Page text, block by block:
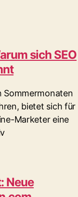
sich SEO
Sommermonaten
bietet sich für
Marketer eine
Neue